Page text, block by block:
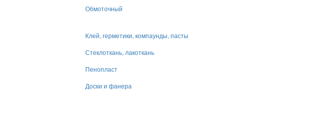
Обмоточный
Клей, герметики, компаунды, пасты
Стеклоткань, лакоткань
Пенопласт
Доски и фанера